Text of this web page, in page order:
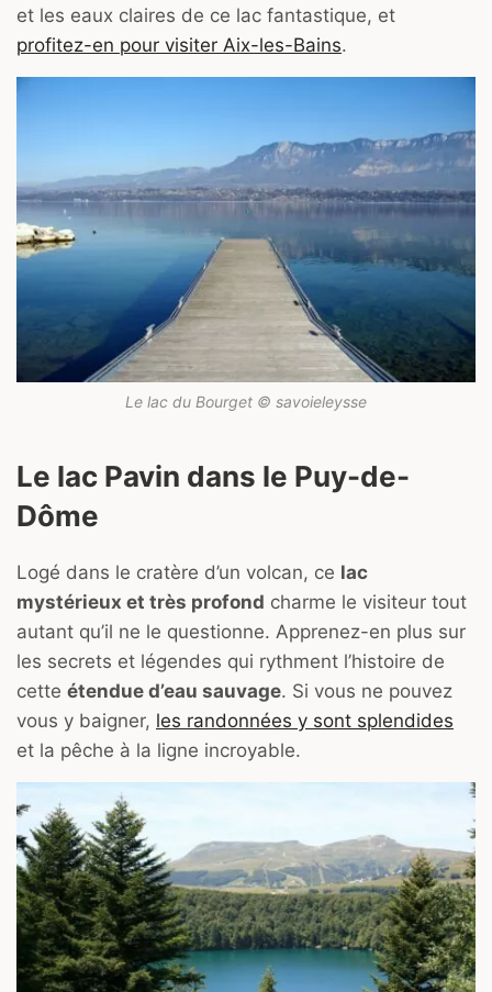
et les eaux claires de ce lac fantastique, et
profitez-en pour visiter Aix-les-Bains.
Le lac du Bourget © savoieleysse
Le lac Pavin dans le Puy-de-
Dôme
Logé dans le cratère d’un volcan, ce lac
mystérieux et très profond charme le visiteur tout
autant qu’il ne le questionne. Apprenez-en plus sur
les secrets et légendes qui rythment l’histoire de
cette étendue d’eau sauvage. Si vous ne pouvez
vous y baigner, les randonnées y sont splendides
et la pêche à la ligne incroyable.